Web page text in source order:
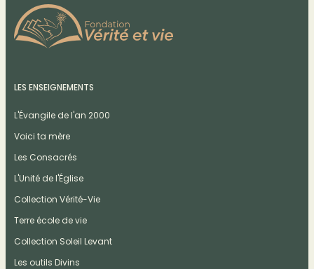
LES ENSEIGNEMENTS
L'Évangile de l'an 2000
Voici ta mère
Les Consacrés
L'Unité de l'Église
Collection Vérité-Vie
Terre école de vie
Collection Soleil Levant
Les outils Divins